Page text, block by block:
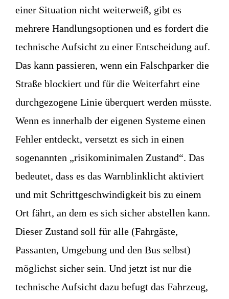
einer Situation nicht weiterweiß, gibt es
mehrere Handlungsoptionen und es fordert die
technische Aufsicht zu einer Entscheidung auf.
Das kann passieren, wenn ein Falschparker die
Straße blockiert und für die Weiterfahrt eine
durchgezogene Linie überquert werden müsste.
Wenn es innerhalb der eigenen Systeme einen
Fehler entdeckt, versetzt es sich in einen
sogenannten „risikominimalen Zustand“. Das
bedeutet, dass es das Warnblinklicht aktiviert
und mit Schrittgeschwindigkeit bis zu einem
Ort fährt, an dem es sich sicher abstellen kann.
Dieser Zustand soll für alle (Fahrgäste,
Passanten, Umgebung und den Bus selbst)
möglichst sicher sein. Und jetzt ist nur die
technische Aufsicht dazu befugt das Fahrzeug,